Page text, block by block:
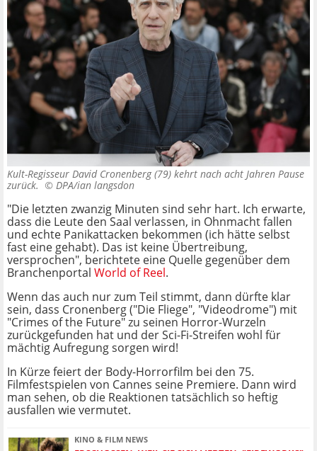
Kult-Regisseur David Cronenberg (79) kehrt nach acht Jahren Pause
zurück. © DPA/ian langsdon
"Die letzten zwanzig Minuten sind sehr hart. Ich erwarte,
dass die Leute den Saal verlassen, in Ohnmacht fallen
und echte Panikattacken bekommen (ich hätte selbst
fast eine gehabt). Das ist keine Übertreibung,
versprochen", berichtete eine Quelle gegenüber dem
Branchenportal World of Reel.
Wenn das auch nur zum Teil stimmt, dann dürfte klar
sein, dass Cronenberg ("Die Fliege", "Videodrome") mit
"Crimes of the Future" zu seinen Horror-Wurzeln
zurückgefunden hat und der Sci-Fi-Streifen wohl für
mächtig Aufregung sorgen wird!
In Kürze feiert der Body-Horrorfilm bei den 75.
Filmfestspielen von Cannes seine Premiere. Dann wird
man sehen, ob die Reaktionen tatsächlich so heftig
ausfallen wie vermutet.
KINO & FILM NEWS